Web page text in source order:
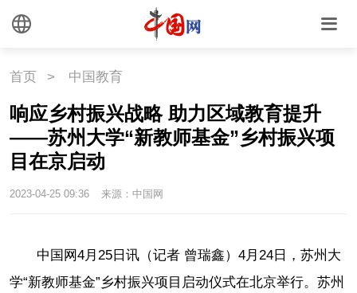
首页 > 中国教育
响应乡村振兴战略 助力区域教育提升
——苏州大学“新教师基金”乡村振兴项
目在京启动
2023-04-25 09:36 来源：中国网
中国网4月25日讯（记者 曾瑞鑫） 4月24日，苏州大
学“新教师基金”乡村振兴项目启动仪式在北京举行。苏州